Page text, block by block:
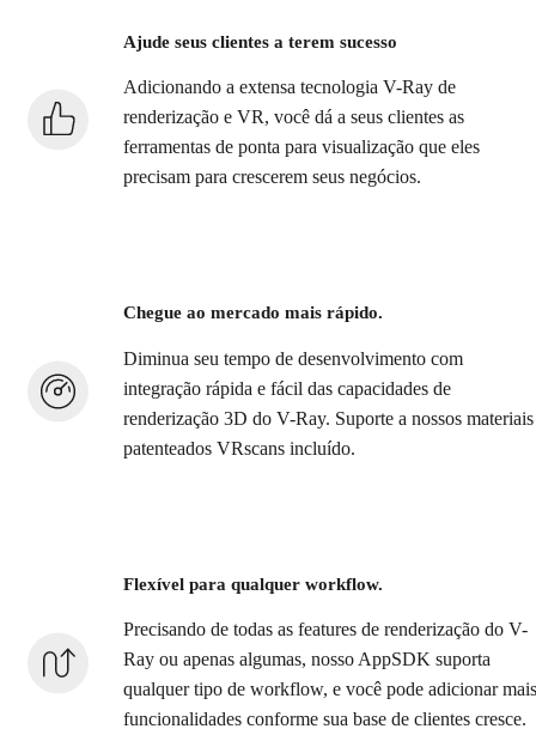
Ajude seus clientes a terem sucesso
Adicionando a extensa tecnologia V-Ray de
renderização e VR, você dá a seus clientes as
ferramentas de ponta para visualização que eles
precisam para crescerem seus negócios.
Chegue ao mercado mais rápido.
Diminua seu tempo de desenvolvimento com
integração rápida e fácil das capacidades de
renderização 3D do V-Ray. Suporte a nossos materiais
patenteados VRscans incluído.
Flexível para qualquer workflow.
Precisando de todas as features de renderização do V-
Ray ou apenas algumas, nosso AppSDK suporta
qualquer tipo de workflow, e você pode adicionar mais
funcionalidades conforme sua base de clientes cresce.